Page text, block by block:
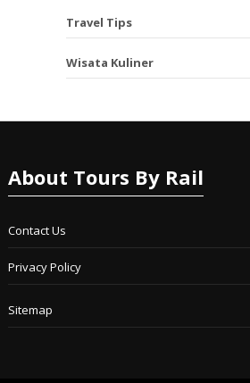
Travel Tips
Wisata Kuliner
About Tours By Rail
Contact Us
Privacy Policy
Sitemap